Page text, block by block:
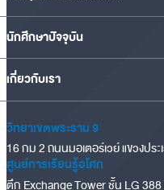
นักศึกษาปัจจุบัน
เกี่ยวกับเรา
วิทยาเขตพระราม 9
16 กม 2 ถนนมอเตอร์เวย์ แขวงปร
ศูนย์การเรียนรู้อโศก
ตึก Exchange Tower ชั้น LG